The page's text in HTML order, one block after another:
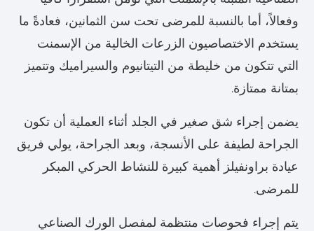
وفعالاً، أما بالنسبة للمرضى تحت سن الثمانين، فعادةً ما
يستخدم الاختصاصيون الزرعات الخالية من الإسمنت
التي تتكون من خليطة من التيتانيوم والسيراميك وتتميز
بمتانة ممتازة.
يضمن إجراء شق صغير في الجلد أثناء العملية أن تكون
الجراحة لطيفة على الأنسجة، وبعد الجراحة، يولي فريق
عيادة براونفيلز أهمية كبيرة للنشاط الحركي المبكر
للمرضى.
يتم إجراء فحوصات منتظمة لمفصل الورك الصناعي